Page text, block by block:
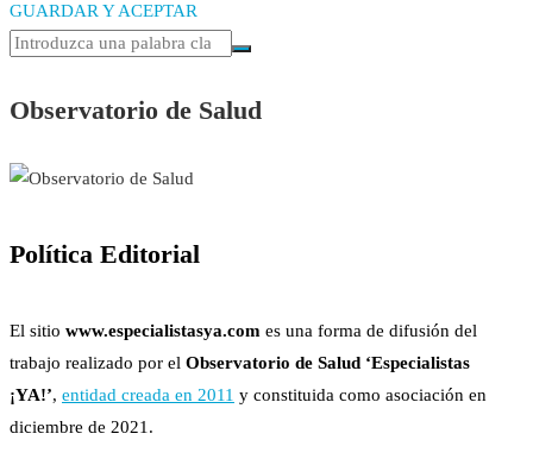
GUARDAR Y ACEPTAR
Observatorio de Salud
Política Editorial
El sitio www.especialistasya.com es una forma de difusión del
trabajo realizado por el Observatorio de Salud ‘Especialistas
¡YA!’, entidad creada en 2011 y constituida como asociación en
diciembre de 2021.